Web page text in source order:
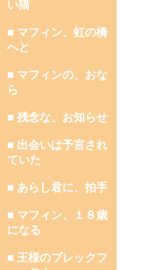
い猫
■ マフィン、虹の橋
へと
■ マフィンの、おな
ら
■ 残念な、お知らせ
■ 出会いは予言され
ていた
■ あらし君に、拍手
■ マフィン、１８歳
になる
■ 王様のブレックフ